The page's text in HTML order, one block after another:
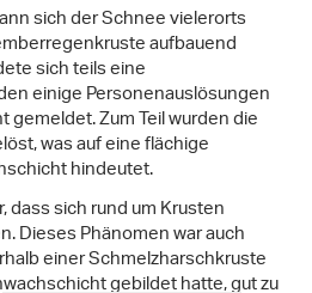
sich der Schnee vielerorts
aufbauend
sich teils eine
einige Personenauslösungen
Zum Teil wurden die
was auf eine flächige
hindeutet.
dass sich rund um Krusten
Dieses Phänomen war auch
einer Schmelzharschkruste